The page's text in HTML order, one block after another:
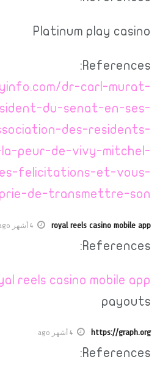
Platinum play casino
References:
dr-carl-murat-
du-senat-en-ses-
des-residents-
peur-de-vivy-mitchel-
felicitations-et-vous-
prie-de-transmettre-son/
royal reels casino mobile app 4 أشهر ago
References:
reels casino mobile app
payouts
https://graph.org 4 أشهر ago
References: